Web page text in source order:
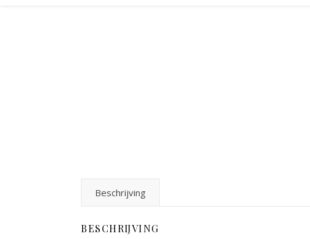
Beschrijving
BESCHRIJVING